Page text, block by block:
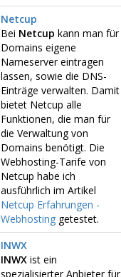
Netcup
Bei Netcup kann man für
Domains eigene
Nameserver eintragen
lassen, sowie die DNS-
Einträge verwalten. Damit
bietet Netcup alle
Funktionen, die man für
die Verwaltung von
Domains benötigt. Die
Webhosting-Tarife von
Netcup habe ich
ausführlich im Artikel
Netcup Erfahrungen -
Webhosting getestet.
INWX
INWX ist ein
spezialisierter Anbieter für